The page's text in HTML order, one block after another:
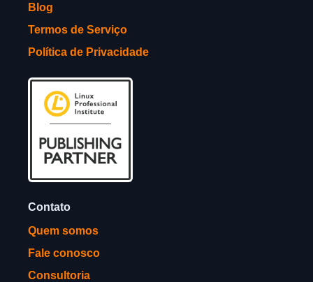
Blog
Termos de Serviço
Política de Privacidade
Contato
Quem somos
Fale conosco
Consultoria